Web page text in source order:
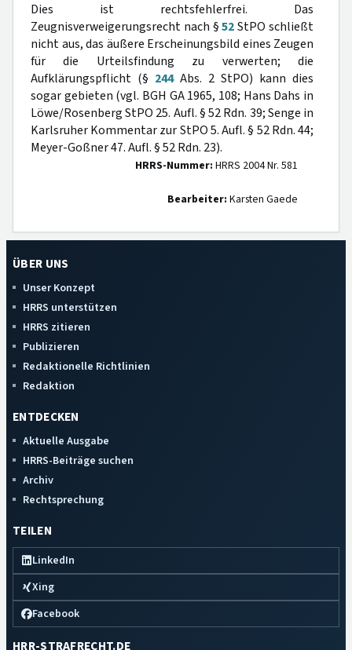
Dies ist rechtsfehlerfrei. Das
Zeugnisverweigerungsrecht nach §52StPO schließt
nicht aus, das äußere Erscheinungsbild eines Zeugen
für die Urteilsfindung zu verwerten; die
Aufklärungspflicht (§ 244Abs. 2 StPO) kann dies
sogar gebieten (vgl. BGH GA 1965, 108; Hans Dahs in
Löwe/Rosenberg StPO 25. Aufl. § 52 Rdn. 39; Senge in
Karlsruher Kommentar zur StPO 5. Aufl. § 52 Rdn. 44;
Meyer-Goßner 47. Aufl. § 52 Rdn. 23).
HRRS-Nummer: HRRS 2004 Nr. 581
Bearbeiter: Karsten Gaede
ÜBER UNS
Unser Konzept
HRRS unterstützen
HRRS zitieren
Publizieren
Redaktionelle Richtlinien
Redaktion
ENTDECKEN
Aktuelle Ausgabe
HRRS-Beiträge suchen
Archiv
Rechtsprechung
TEILEN
LinkedIn
Xing
Facebook
HRR-STRAFRECHT.DE